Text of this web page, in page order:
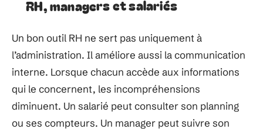
RH, managers et salariés
Un bon outil RH ne sert pas uniquement à
l’administration. Il améliore aussi la communication
interne. Lorsque chacun accède aux informations
qui le concernent, les incompréhensions
diminuent. Un salarié peut consulter son planning
ou ses compteurs. Un manager peut suivre son